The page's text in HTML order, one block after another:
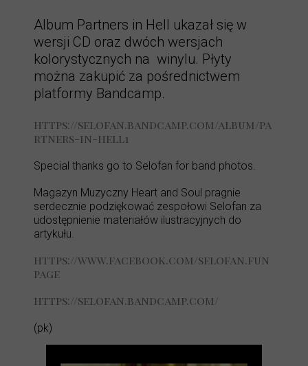
Album Partners in Hell ukazał się w
wersji CD oraz dwóch wersjach
kolorystycznych na winylu. Płyty
można zakupić za pośrednictwem
platformy Bandcamp.
https://selofan.bandcamp.com/album/pa
rtners-in-hell1
Special thanks go to Selofan for band photos.
Magazyn Muzyczny Heart and Soul pragnie
serdecznie podziękować zespołowi Selofan za
udostępnienie materiałów ilustracyjnych do
artykułu.
https://www.facebook.com/selofan.fun
page
https://selofan.bandcamp.com/
(pk)